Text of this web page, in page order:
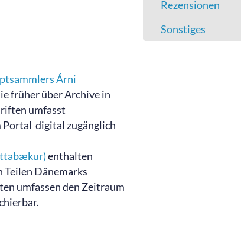
Árni
früher über Archive in
umfasst
Portal digital zugänglich
enthalten
Teilen Dänemarks
umfassen den Zeitraum
Rezensionen
Sonstiges